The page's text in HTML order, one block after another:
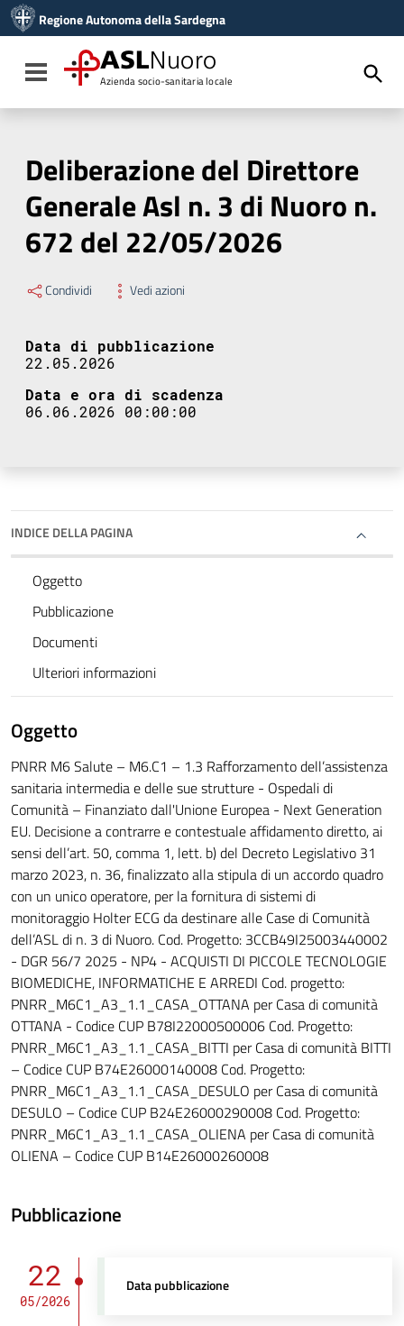
Vai al menu di navigazione
Vai al footer
Regione Autonoma della Sardegna
Toggle navigation
ASLNuoro
Azienda socio-sanitaria locale
Deliberazione del Direttore
Generale Asl n. 3 di Nuoro n.
672 del 22/05/2026
Condividi Vedi azioni
Data di pubblicazione
22.05.2026
Data e ora di scadenza
06.06.2026 00:00:00
INDICE DELLA PAGINA
Oggetto
Pubblicazione
Documenti
Ulteriori informazioni
Oggetto
PNRR M6 Salute – M6.C1 – 1.3 Rafforzamento dell’assistenza
sanitaria intermedia e delle sue strutture - Ospedali di
Comunità – Finanziato dall'Unione Europea - Next Generation
EU. Decisione a contrarre e contestuale affidamento diretto, ai
sensi dell’art. 50, comma 1, lett. b) del Decreto Legislativo 31
marzo 2023, n. 36, finalizzato alla stipula di un accordo quadro
con un unico operatore, per la fornitura di sistemi di
monitoraggio Holter ECG da destinare alle Case di Comunità
dell’ASL di n. 3 di Nuoro. Cod. Progetto: 3CCB49I25003440002
- DGR 56/7 2025 - NP4 - ACQUISTI DI PICCOLE TECNOLOGIE
BIOMEDICHE, INFORMATICHE E ARREDI Cod. progetto:
PNRR_M6C1_A3_1.1_CASA_OTTANA per Casa di comunità
OTTANA - Codice CUP B78I22000500006 Cod. Progetto:
PNRR_M6C1_A3_1.1_CASA_BITTI per Casa di comunità BITTI
– Codice CUP B74E26000140008 Cod. Progetto:
PNRR_M6C1_A3_1.1_CASA_DESULO per Casa di comunità
DESULO – Codice CUP B24E26000290008 Cod. Progetto:
PNRR_M6C1_A3_1.1_CASA_OLIENA per Casa di comunità
OLIENA – Codice CUP B14E26000260008
Pubblicazione
22
05/2026
Data pubblicazione